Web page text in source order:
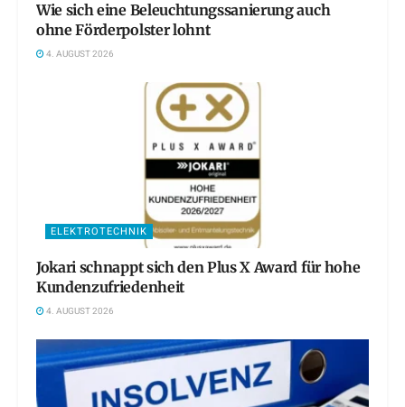
Wie sich eine Beleuchtungssanierung auch
ohne Förderpolster lohnt
4. AUGUST 2026
ELEKTROTECHNIK
Jokari schnappt sich den Plus X Award für hohe
Kundenzufriedenheit
4. AUGUST 2026